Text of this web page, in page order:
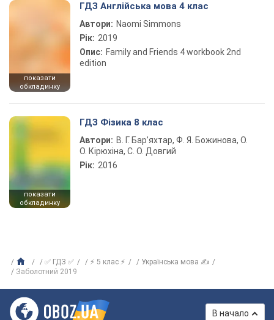
показати
обкладинку
ГДЗ Англійська мова 4 клас
Автори: Naomi Simmons
Рік: 2019
Опис: Family and Friends 4 workbook 2nd
edition
показати
обкладинку
ГДЗ Фізика 8 клас
Автори: В. Г. Бар’яхтар, Ф. Я. Божинова, О.
О. Кірюхіна, С. О. Довгий
Рік: 2016
✅ ГДЗ ✅ ⚡ 5 клас ⚡
Українська мова ✍
Заболотний 2019
В начало